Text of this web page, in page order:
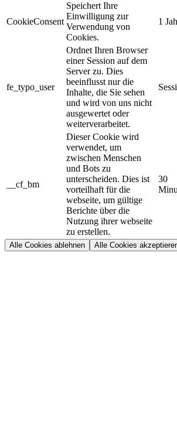
CookieConsent
Speichert Ihre
Einwilligung zur
Verwendung von
Cookies.
1
fe_typo_user
Ordnet Ihren Browser
einer Session auf dem
Server zu. Dies
beeinflusst nur die
Inhalte, die Sie sehen
und wird von uns nicht
ausgewertet oder
weiterverarbeitet.
__cf_bm
Dieser Cookie wird
verwendet, um
zwischen Menschen
und Bots zu
unterscheiden. Dies ist
vorteilhaft für die
webseite, um gültige
Berichte über die
Nutzung ihrer webseite
zu erstellen.
30
Alle Cookies ablehnen Alle Cookies